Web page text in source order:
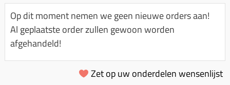
Spanningsregelaar
Toerenbegrenzer
Remlichtschakelaar
Luchtfilter (delen)
Luchtfilter deksel
Motor blokken
Membraan (delen)
Km teller kabel
Kickstart deksel
Kickstart ronsel
Kinderzitje (scooter)
Olie-onderhoudsmiddelen
Oppakbeugel
Op dit moment nemen we geen nieuwe orders aan!
Al geplaatste order zullen gewoon worden
afgehandeld!
Zet op uw onderdelen wensenlijst